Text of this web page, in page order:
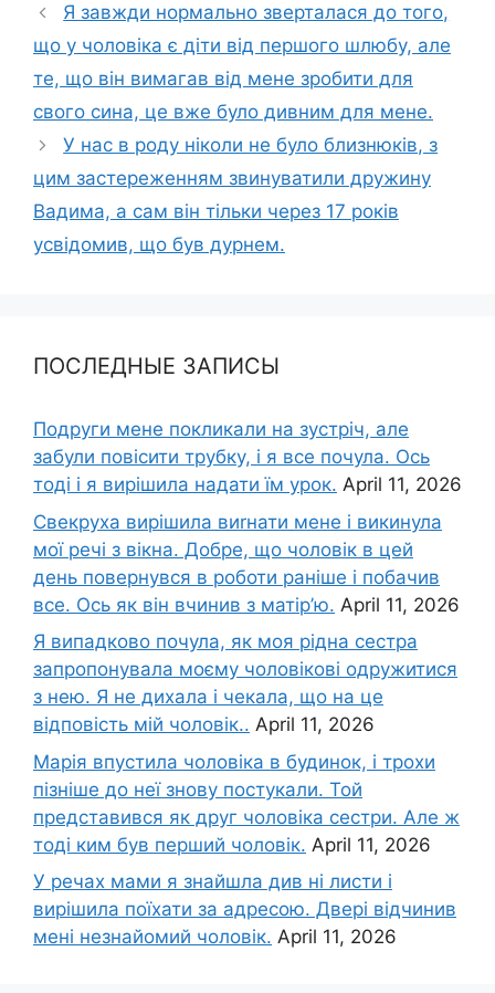
Я завжди нормально зверталася до того,
що у чоловіка є діти від першого шлюбу, але
те, що він вимагав від мене зробити для
свого сина, це вже було дивним для мене.
У нас в роду ніколи не було близнюків, з
цим застереженням звинуватили дружину
Вадима, а сам він тільки через 17 років
усвідомив, що був дурнем.
ПОСЛЕДНЫЕ ЗАПИСЫ
Подруги мене покликали на зустріч, але
забули повісити трубку, і я все почула. Ось
тоді і я вирішила надати їм урок. April 11, 2026
Свекруха вирішила виrнати мене і викинула
мої речі з вікна. Добре, що чоловік в цей
день повернувся в роботи раніше і побачив
все. Ось як він вчинив з матір’ю. April 11, 2026
Я випадково почула, як моя рідна сестра
запропонувала моєму чоловікові одружитися
з нею. Я не дихала і чекала, що на це
відповість мій чоловік.. April 11, 2026
Марія впустила чоловіка в будинок, і трохи
пізніше до неї знову постукали. Той
представився як друг чоловіка сестри. Але ж
тоді ким був перший чоловік. April 11, 2026
У речах мами я знайшла див ні листи і
вирішила поїхати за адресою. Двері відчинив
мені незнайомий чоловік. April 11, 2026